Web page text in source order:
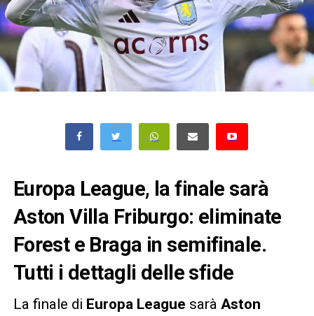
Europa League, la finale sarà
Aston Villa Friburgo: eliminate
Forest e Braga in semifinale.
Tutti i dettagli delle sfide
La finale di Europa League sarà Aston